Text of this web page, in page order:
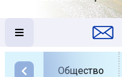
Общество